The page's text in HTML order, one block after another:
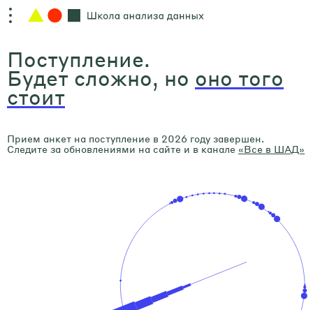
Поступление.
Будет сложно, но оно того
стоит
Прием анкет на поступление в 2026 году завершен.
Следите за обновлениями на сайте и в канале«Все в ШАД»